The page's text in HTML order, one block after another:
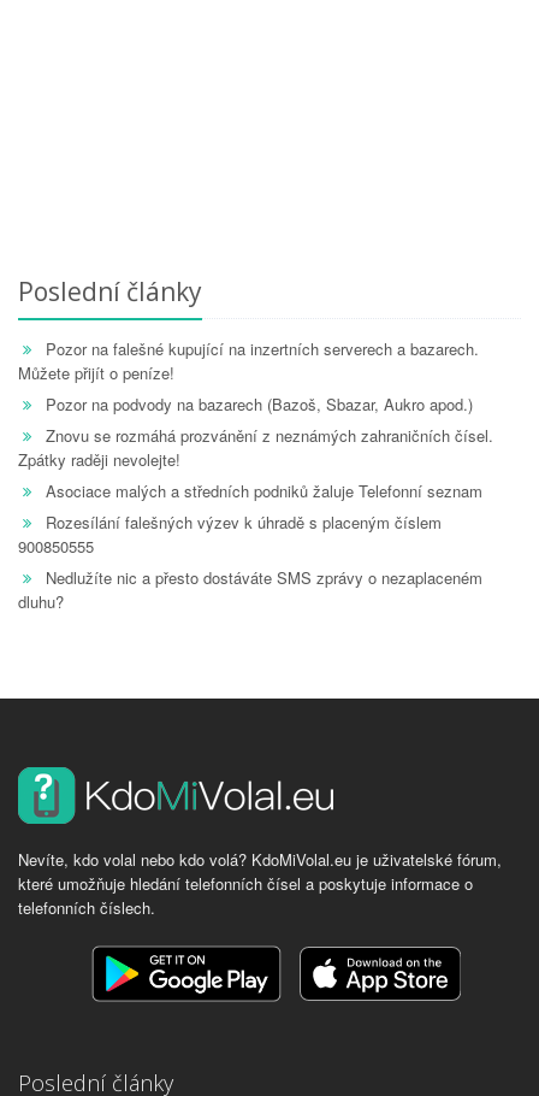
Poslední články
Pozor na falešné kupující na inzertních serverech a bazarech.
Můžete přijít o peníze!
Pozor na podvody na bazarech (Bazoš, Sbazar, Aukro apod.)
Znovu se rozmáhá prozvánění z neznámých zahraničních čísel.
Zpátky raději nevolejte!
Asociace malých a středních podniků žaluje Telefonní seznam
Rozesílání falešných výzev k úhradě s placeným číslem
900850555
Nedlužíte nic a přesto dostáváte SMS zprávy o nezaplaceném
dluhu?
Nevíte, kdo volal nebo kdo volá? KdoMiVolal.eu je uživatelské fórum,
které umožňuje hledání telefonních čísel a poskytuje informace o
telefonních číslech.
Poslední články